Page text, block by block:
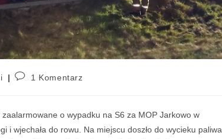
1 Komentarz
o wypadku na S6 za MOP Jarkowo w
i wjechała do rowu. Na miejscu doszło do wycieku paliwa,